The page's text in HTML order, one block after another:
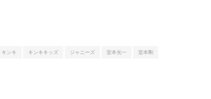
キンキ キンキキッズ ジャニーズ 堂本光一 堂本剛